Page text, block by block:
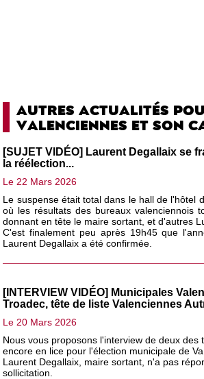
AUTRES ACTUALITÉS
VALENCIENNES ET SON
[SUJET VIDÉO] Laurent Degallaix se
la réélection...
Le 22 Mars 2026
Le suspense était total dans le hall de l'hôtel
où les résultats des bureaux valenciennois
donnant en tête le maire sortant, et d'autres
C'est finalement peu après 19h45 que
Laurent Degallaix a été confirmée.
[INTERVIEW VIDÉO] Municipales
Troadec, tête de liste Valenciennes
Le 20 Mars 2026
Nous vous proposons l'interview de deux des
encore en lice pour l'élection municipale de
Laurent Degallaix, maire sortant, n'a pas
sollicitation.